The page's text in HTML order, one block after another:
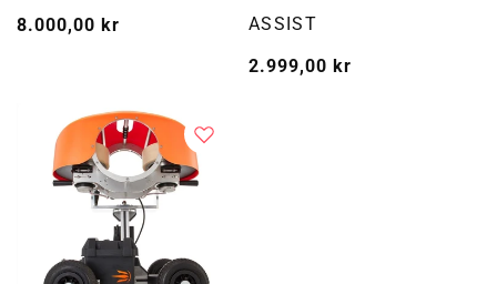
Vanlig
8.000,00 kr Selger:
ASSIST
Vanlig
2.999,00 kr